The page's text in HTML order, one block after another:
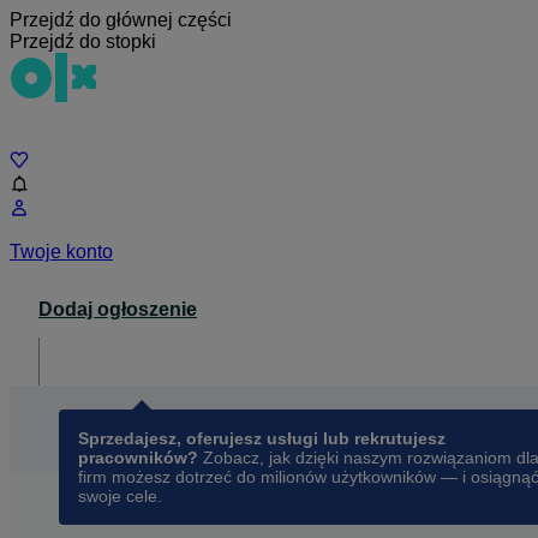
Przejdź do głównej części
Przejdź do stopki
Twoje konto
Dodaj ogłoszenie
Sprzedajesz, oferujesz usługi lub rekrutujesz
pracowników? Zobacz, jak dzięki naszym rozwiązaniom dla
firm możesz dotrzeć do milionów użytkowników — i osiągnąć
swoje cele.